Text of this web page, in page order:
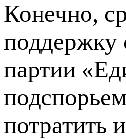
Конечно,
поддержку
партии
потратить